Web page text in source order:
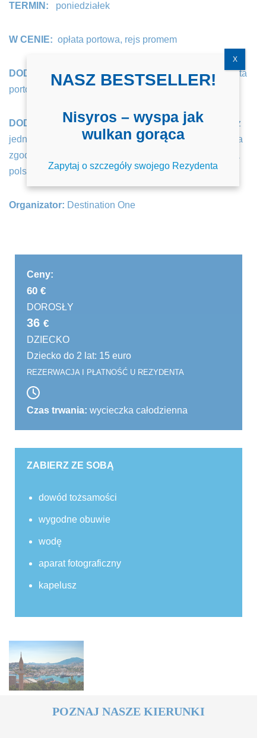
TERMIN: poniedziałek
W CENIE: opłata portowa, rejs promem
DODATKOWE KOSZTY:lunch w czasie wolnym, opłata
portowa infant
DODATKOWE INFORMACJE:dzieci podróżujące bez
jednego lub obojga rodziców – wymagana jest pisemna
zgoda rodzica/rodziców, szczegóły u rezydenta, opieka
polskiego pilota 🙂
Organizator: Destination One
Ceny:
60 €
DOROSŁY
36 €
DZIECKO
Dziecko do 2 lat: 15 euro
REZERWACJA I PŁATNOŚĆ U REZYDENTA
Czas trwania: wycieczka całodzienna
ZABIERZ ZE SOBĄ
dowód tożsamości
wygodne obuwie
wodę
aparat fotograficzny
kapelusz
POZNAJ NASZE KIERUNKI
NASZ BESTSELLER!
Nisyros – wyspa jak
wulkan gorąca
Zapytaj o szczegóły swojego Rezydenta
X